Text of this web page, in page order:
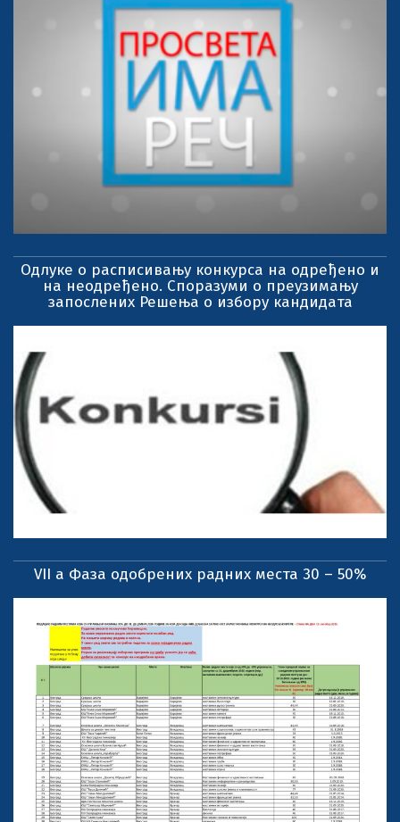
Одлуке о расписивању конкурса на одређено и
на неодређено. Споразуми о преузимању
запослених Решења о избору кандидата
VII a Фаза одобрених радних места 30 – 50%